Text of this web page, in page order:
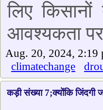
लिए
आवश्यकता पर
Aug. 20, 2024, 2:19
climatechange
कड़ी संख्या 7;क्योंकि